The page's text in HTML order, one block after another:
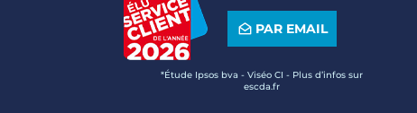
PAR EMAIL
*Étude Ipsos bva - Viséo CI - Plus d’infos sur
escda.fr